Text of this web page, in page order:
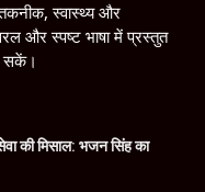
स्वास्थ्य और
और स्पष्ट भाषा में प्रस्तुत
सकें।
की मिसाल: भजन सिंह का